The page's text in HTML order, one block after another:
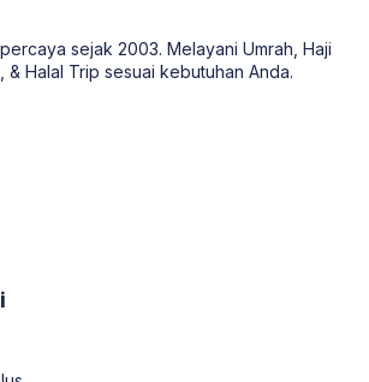
sejak 2003. Melayani Umrah, Haji
& Halal Trip sesuai kebutuhan Anda.